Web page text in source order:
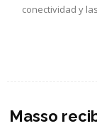
conectividad y
Masso